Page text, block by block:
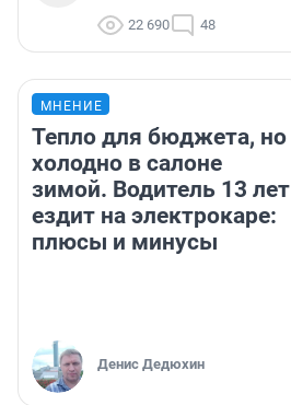
22 690 48
МНЕНИЕ
Тепло для бюджета, но
холодно в салоне
зимой. Водитель 13 лет
ездит на электрокаре:
плюсы и минусы
Денис Дедюхин